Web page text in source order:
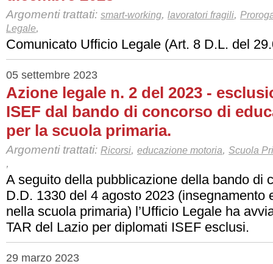
Argomenti trattati: smart-working, lavoratori fragili,
Legale,
Comunicato Ufficio Legale (Art. 8 D.L. del
05 settembre 2023
Azione legale n. 2 del 2023 -
ISEF dal bando di concorso di
per la scuola primaria.
Argomenti trattati: Ricorsi, educazione motoria, Scuola
,
A seguito della pubblicazione della bando di
D.D. 1330 del 4 agosto 2023 (insegnamento
nella scuola primaria) l’Ufficio Legale ha
TAR del Lazio per diplomati ISEF esclusi.
29 marzo 2023